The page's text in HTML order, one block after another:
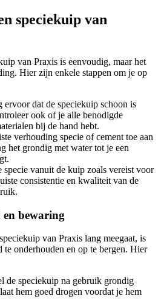
speciekuip van
van Praxis is eenvoudig, maar het
Hier zijn enkele stappen om je op
ervoor dat de speciekuip schoon is
ook of je alle benodigde
bij de hand hebt.
verhouding specie of cement toe aan
het grondig met water tot je een
specie vanuit de kuip zoals vereist voor
consistentie en kwaliteit van de
bewaring
van Praxis lang meegaat, is
te onderhouden en op te bergen. Hier
de speciekuip na gebruik grondig
hem goed drogen voordat je hem